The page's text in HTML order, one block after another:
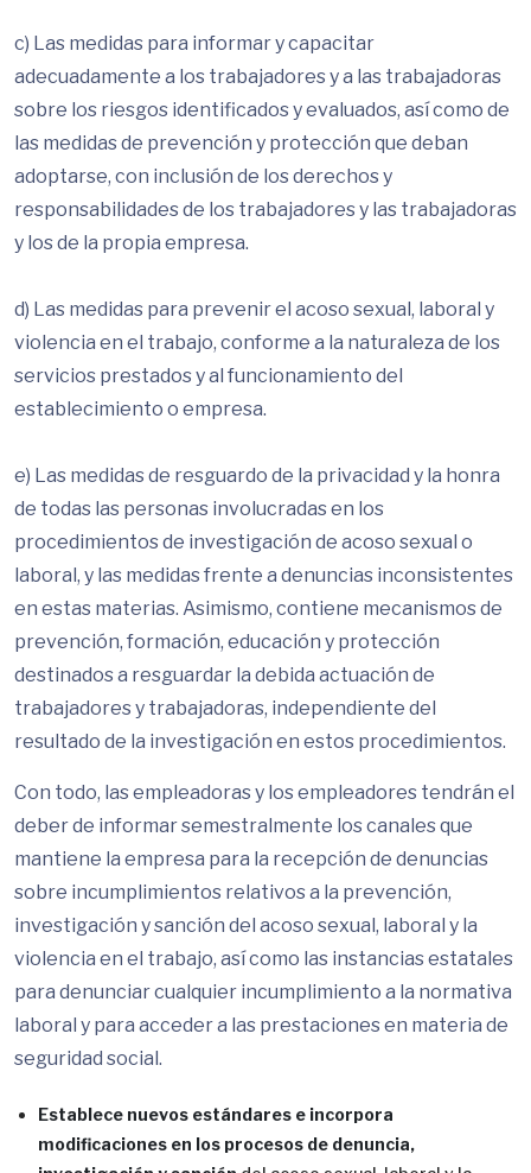
c) Las medidas para informar y capacitar
adecuadamente a los trabajadores y a las trabajadoras
sobre los riesgos identificados y evaluados, así como de
las medidas de prevención y protección que deban
adoptarse, con inclusión de los derechos y
responsabilidades de los trabajadores y las trabajadoras
y los de la propia empresa.
d) Las medidas para prevenir el acoso sexual, laboral y
violencia en el trabajo, conforme a la naturaleza de los
servicios prestados y al funcionamiento del
establecimiento o empresa.
e) Las medidas de resguardo de la privacidad y la honra
de todas las personas involucradas en los
procedimientos de investigación de acoso sexual o
laboral, y las medidas frente a denuncias inconsistentes
en estas materias. Asimismo, contiene mecanismos de
prevención, formación, educación y protección
destinados a resguardar la debida actuación de
trabajadores y trabajadoras, independiente del
resultado de la investigación en estos procedimientos.
Con todo, las empleadoras y los empleadores tendrán el
deber de informar semestralmente los canales que
mantiene la empresa para la recepción de denuncias
sobre incumplimientos relativos a la prevención,
investigación y sanción del acoso sexual, laboral y la
violencia en el trabajo, así como las instancias estatales
para denunciar cualquier incumplimiento a la normativa
laboral y para acceder a las prestaciones en materia de
seguridad social.
Establece nuevos estándares e incorpora
modificaciones en los procesos de denuncia,